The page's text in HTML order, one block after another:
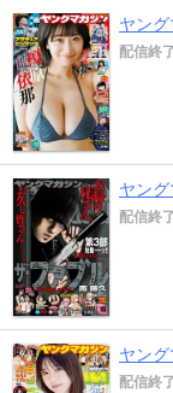
ヤン
配信終
ヤン
配信終
ヤン
配信終